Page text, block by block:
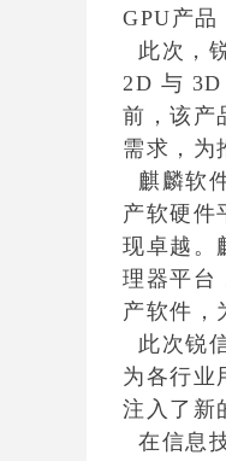
GPU产品
此次，
2D 与 3D
前，该产
需求，为
麒麟软
产软硬件
现卓越。
理器平台
产软件，
此次锐
为各行业
注入了新
在信息